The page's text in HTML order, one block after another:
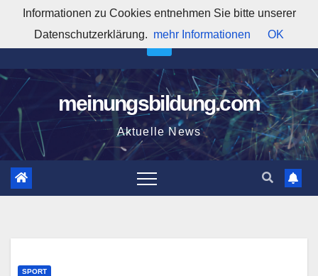
springen
10:26:14 PM
meinungsbildung.com
Aktuelle News
SPORT
Informationen zu Cookies entnehmen Sie bitte unserer
Datenschutzerklärung. mehr Informationen OK